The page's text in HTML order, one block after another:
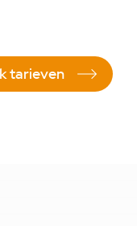
tarieven